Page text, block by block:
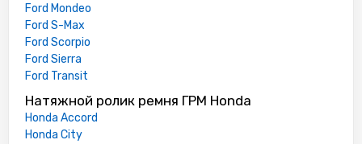
Ford Mondeo
Ford S-Max
Ford Scorpio
Ford Sierra
Ford Transit
Натяжной ролик ремня ГРМ Honda
Honda Accord
Honda City